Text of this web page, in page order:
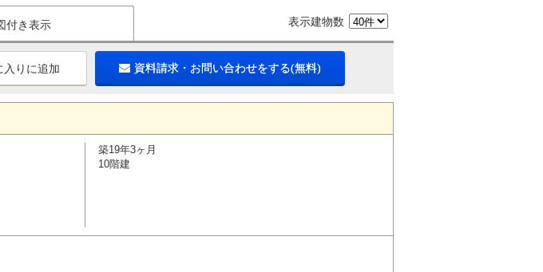
付き表示 表示建物数
入りに追加 資料請求・お問い合わせをする(無料)
築19年3ヶ月
10階建